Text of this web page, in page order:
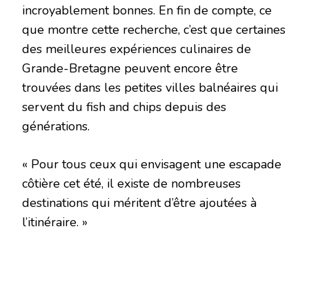
incroyablement bonnes. En fin de compte, ce
que montre cette recherche, c’est que certaines
des meilleures expériences culinaires de
Grande-Bretagne peuvent encore être
trouvées dans les petites villes balnéaires qui
servent du fish and chips depuis des
générations.
« Pour tous ceux qui envisagent une escapade
côtière cet été, il existe de nombreuses
destinations qui méritent d’être ajoutées à
l’itinéraire. »